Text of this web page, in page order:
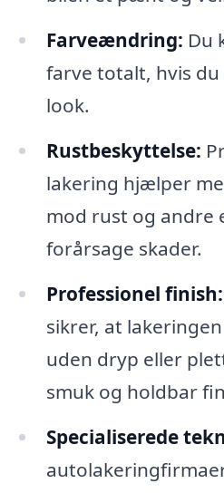
Farveændring: Du
farve totalt, hvis
look.
Rustbeskyttelse:
lakering hjælper
mod rust og andre
forårsage skader.
Professionel finish:
sikrer, at
uden dryp eller
smuk og holdbar
Specialiserede